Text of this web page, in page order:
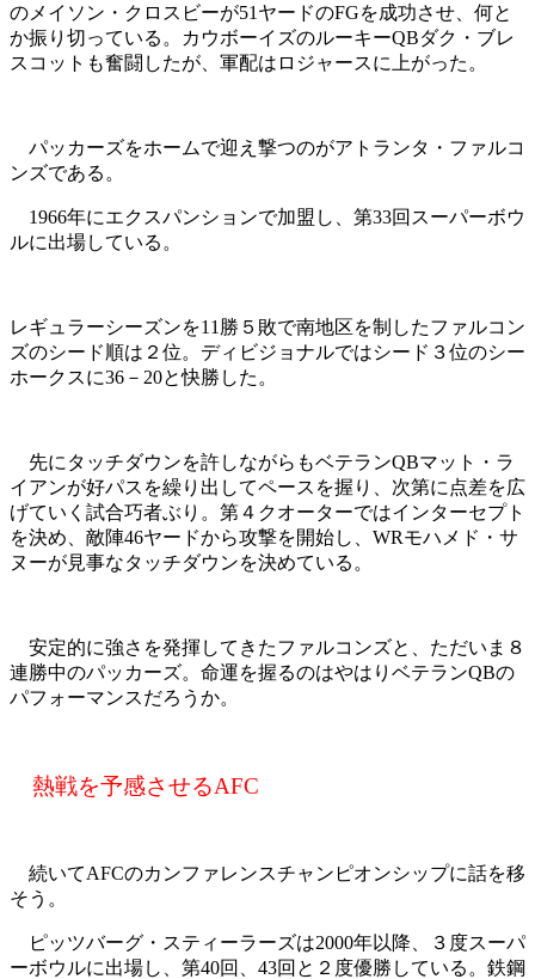
のメイソン・クロスビーが51ヤードのFGを成功させ、何と
か振り切っている。カウボーイズのルーキーQBダク・ブレ
スコットも奮闘したが、軍配はロジャースに上がった。
パッカーズをホームで迎え撃つのがアトランタ・ファルコ
ンズである。
1966年にエクスパンションで加盟し、第33回スーパーボウ
ルに出場している。
レギュラーシーズンを11勝５敗で南地区を制したファルコン
ズのシード順は２位。ディビジョナルではシード３位のシー
ホークスに36－20と快勝した。
先にタッチダウンを許しながらもベテランQBマット・ラ
イアンが好パスを繰り出してペースを握り、次第に点差を広
げていく試合巧者ぶり。第４クオーターではインターセプト
を決め、敵陣46ヤードから攻撃を開始し、WRモハメド・サ
ヌーが見事なタッチダウンを決めている。
安定的に強さを発揮してきたファルコンズと、ただいま８
連勝中のパッカーズ。命運を握るのはやはりベテランQBの
パフォーマンスだろうか。
熱戦を予感させるAFC
続いてAFCのカンファレンスチャンピオンシップに話を移
そう。
ピッツバーグ・スティーラーズは2000年以降、３度スーパ
ーボウルに出場し、第40回、43回と２度優勝している。鉄鋼